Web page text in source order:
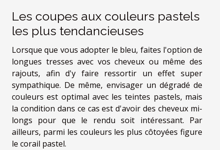
Les coupes aux couleurs pastels
les plus tendancieuses
Lorsque que vous adopter le bleu, faites l'option de
longues tresses avec vos cheveux ou même des
rajouts, afin d'y faire ressortir un effet super
sympathique. De même, envisager un dégradé de
couleurs est optimal avec les teintes pastels, mais
la condition dans ce cas est d'avoir des cheveux mi-
longs pour que le rendu soit intéressant. Par
ailleurs, parmi les couleurs les plus côtoyées figure
le corail pastel.